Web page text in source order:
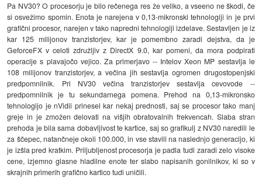
Pa NV30? O procesorju je bilo rečenega res že veliko, a vseeno ne škodi, če
si osvežimo spomin. Enota je narejena v 0,13-mikronski tehnologiji in je prvi
grafični procesor, narejen v tako napredni tehnologiji izdelave. Sestavljen je iz
kar 125 milijonov tranzistorjev, kar je pomembno zaradi dejstva, da je
GeforceFX v celoti združljiv z DirectX 9.0, kar pomeni, da mora podpirati
operacije s plavajočo vejico. Za primerjavo -- Intelov Xeon MP sestavlja le
108 milijonov tranzistorjev, a večina jih sestavlja ogromen drugostopenjski
predpomnilnik. Pri NV30 večina tranzistorjev sestavlja cevovode --
predpomnilnik je tu sekundarnega pomena. Prehod na 0,13-mikronsko
tehnologijo je nVidii prinesel kar nekaj prednosti, saj se procesor tako manj
greje in je zmožen delovati na višjih obratovalnih frekvencah. Slaba stran
prehoda je bila sama dobavljivost te kartice, saj so grafikulj z NV30 naredili le
za ščepec, natančneje okoli 100.000, in vse stavili na naslednjo generacijo, ki
je izšla pred kratkim. Priljubljenost procesorja je padla tudi zaradi zelo visoke
cene, izjemno glasne hladilne enote ter slabo napisanih gonilnikov, ki so v
skrajnih primerih grafično kartico tudi uničili.